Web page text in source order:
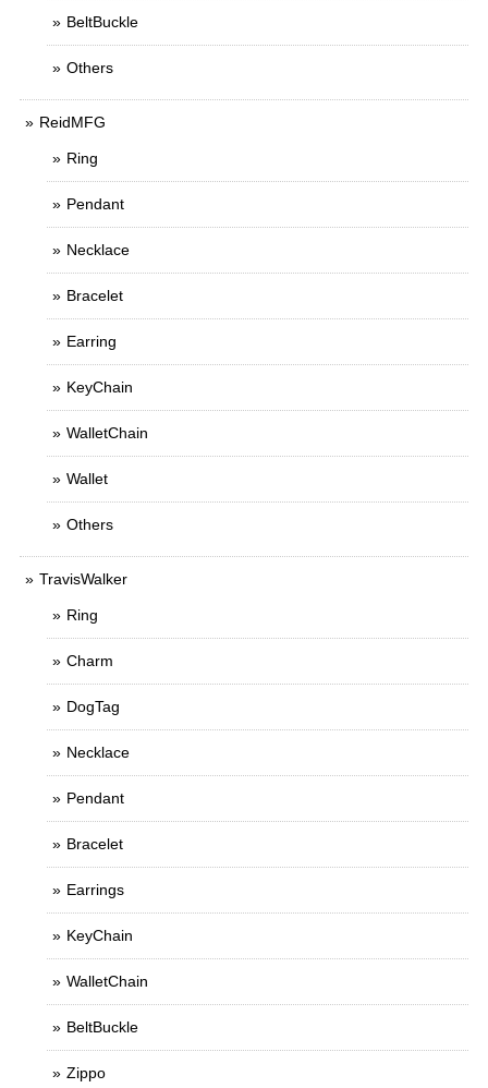
BeltBuckle
Others
ReidMFG
Ring
Pendant
Necklace
Bracelet
Earring
KeyChain
WalletChain
Wallet
Others
TravisWalker
Ring
Charm
DogTag
Necklace
Pendant
Bracelet
Earrings
KeyChain
WalletChain
BeltBuckle
Zippo